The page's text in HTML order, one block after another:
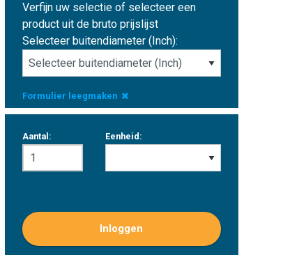
Verfijn uw selectie of selecteer een
product uit de bruto prijslijst
Selecteer buitendiameter (Inch):
Formulier leegmaken
Aantal: Eenheid:
Inloggen